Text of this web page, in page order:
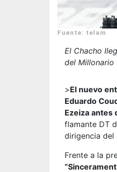
Fuente: telam
El Chacho
del Millonario
>El nuevo
Eduardo
Ezeiza antes
flamante DT
dirigencia del
Frente a la